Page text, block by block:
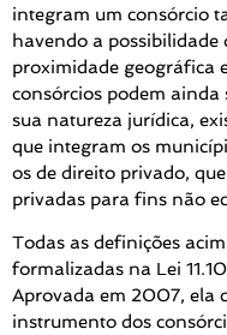
integram um consórcio
havendo a
proximidade geográfica
consórcios podem ainda
sua natureza jurídica,
que integram os
os de direito privado,
privadas para fins não
Todas as definições
formalizadas na Lei
Aprovada em 2007, ela
instrumento dos